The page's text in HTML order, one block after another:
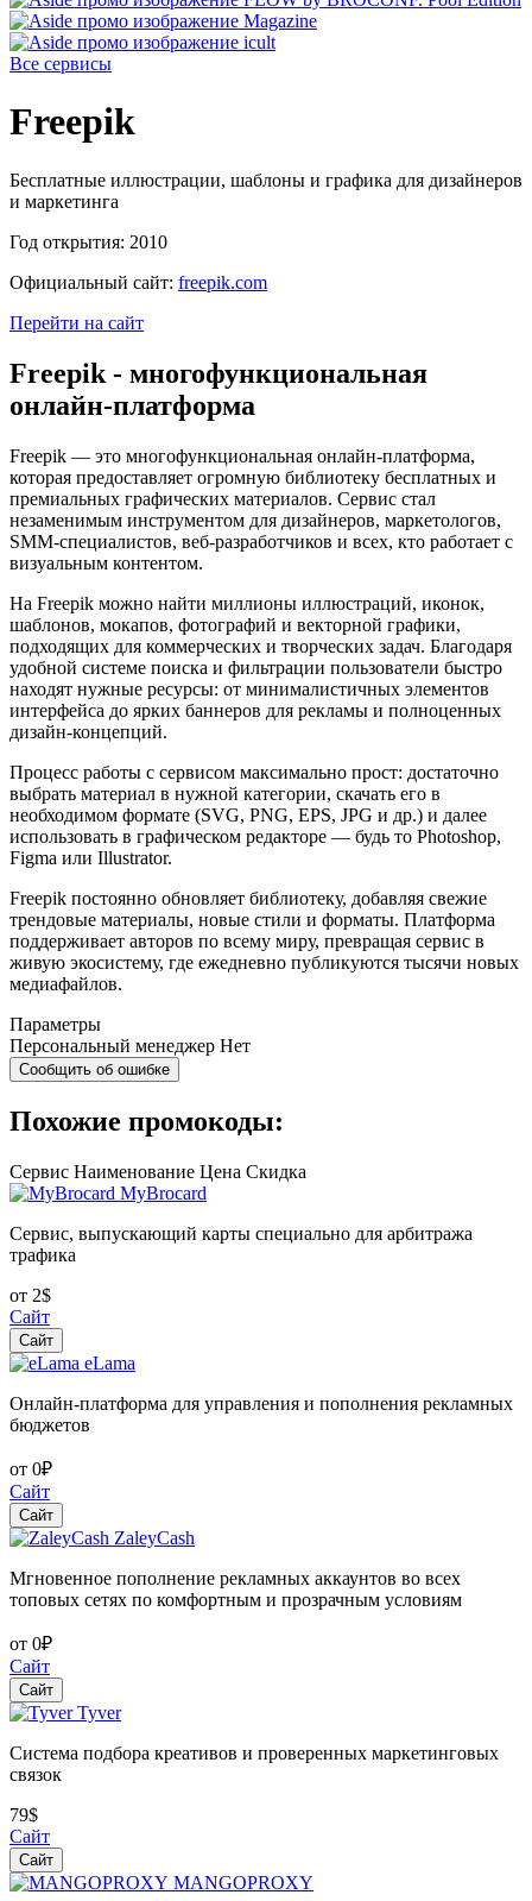
Все сервисы
Freepik
Бесплатные иллюстрации, шаблоны и графика для дизайнеров
и маркетинга
Год открытия: 2010
Официальный сайт: freepik.com
Перейти на сайт
Freepik - многофункциональная
онлайн-платформа
Freepik — это многофункциональная онлайн-платформа,
которая предоставляет огромную библиотеку бесплатных и
премиальных графических материалов. Сервис стал
незаменимым инструментом для дизайнеров, маркетологов,
SMM-специалистов, веб-разработчиков и всех, кто работает с
визуальным контентом.
На Freepik можно найти миллионы иллюстраций, иконок,
шаблонов, мокапов, фотографий и векторной графики,
подходящих для коммерческих и творческих задач. Благодаря
удобной системе поиска и фильтрации пользователи быстро
находят нужные ресурсы: от минималистичных элементов
интерфейса до ярких баннеров для рекламы и полноценных
дизайн-концепций.
Процесс работы с сервисом максимально прост: достаточно
выбрать материал в нужной категории, скачать его в
необходимом формате (SVG, PNG, EPS, JPG и др.) и далее
использовать в графическом редакторе — будь то Photoshop,
Figma или Illustrator.
Freepik постоянно обновляет библиотеку, добавляя свежие
трендовые материалы, новые стили и форматы. Платформа
поддерживает авторов по всему миру, превращая сервис в
живую экосистему, где ежедневно публикуются тысячи новых
медиафайлов.
Параметры
Персональный менеджер Нет
Сообщить об ошибке
Похожие промокоды:
Сервис Наименование Цена Скидка
MyBrocard
Сервис, выпускающий карты специально для арбитража
трафика
от 2$
Сайт
Сайт
eLama
Онлайн-платформа для управления и пополнения рекламных
бюджетов
от 0₽
Сайт
Сайт
ZaleyCash
Мгновенное пополнение рекламных аккаунтов во всех
топовых сетях по комфортным и прозрачным условиям
от 0₽
Сайт
Сайт
Tyver
Система подбора креативов и проверенных маркетинговых
связок
79$
Сайт
Сайт
MANGOPROXY